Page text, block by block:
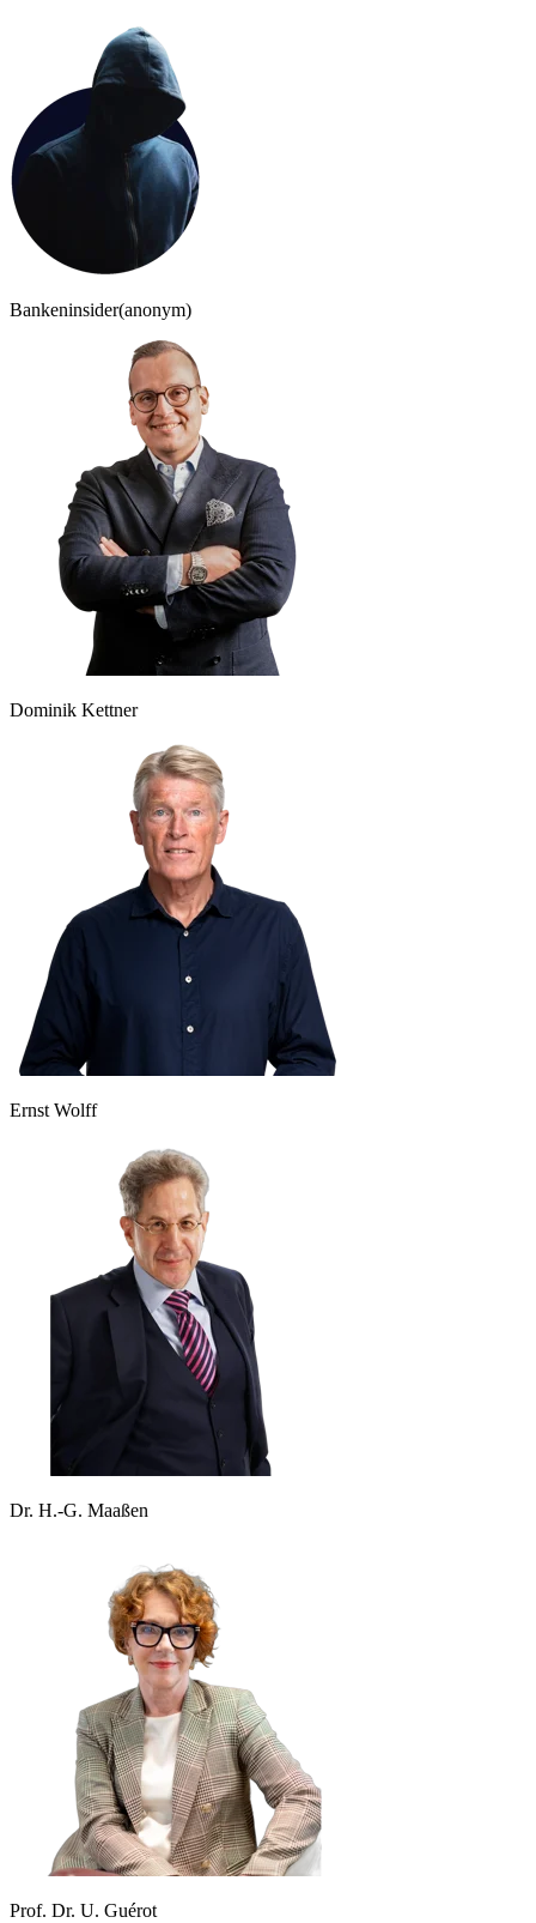
Bankeninsider(anonym)
Dominik Kettner
Ernst Wolff
Dr. H.-G. Maaßen
Prof. Dr. U. Guérot